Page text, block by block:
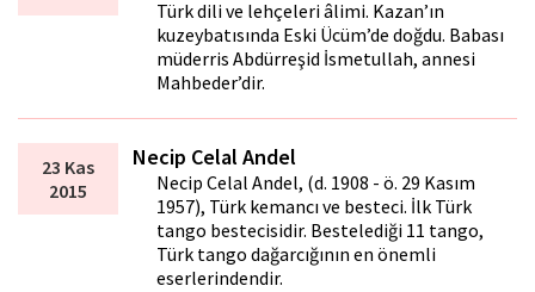
Türk dili ve lehçeleri âlimi. Kazan’ın
kuzeybatısında Eski Ücüm’de doğdu. Babası
müderris Abdürreşid İsmetullah, annesi
Mahbeder’dir.
23 Kas
2015
Necip Celal Andel
Necip Celal Andel, (d. 1908 - ö. 29 Kasım
1957), Türk kemancı ve besteci. İlk Türk
tango bestecisidir. Bestelediği 11 tango,
Türk tango dağarcığının en önemli
eserlerindendir.